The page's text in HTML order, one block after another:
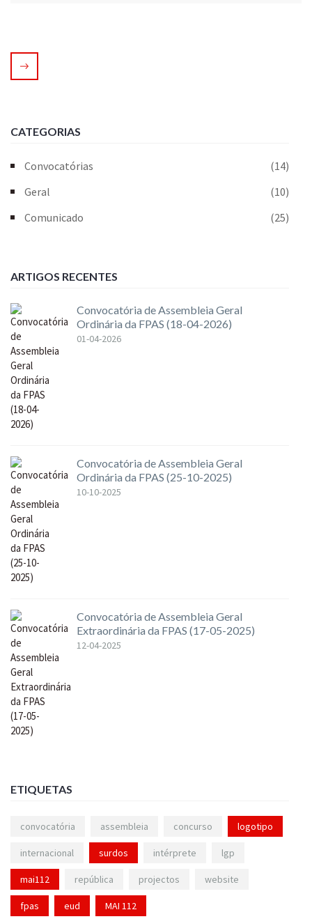
CATEGORIAS
Convocatórias
(14)
Geral
(10)
Comunicado
(25)
ARTIGOS RECENTES
Convocatória de Assembleia Geral
Ordinária da FPAS (18-04-2026)
01-04-2026
Convocatória de Assembleia Geral
Ordinária da FPAS (25-10-2025)
10-10-2025
Convocatória de Assembleia Geral
Extraordinária da FPAS (17-05-2025)
12-04-2025
ETIQUETAS
convocatória assembleia concurso logotipo
internacional surdos intérprete lgp
mai112 república projectos website
fpas eud MAI 112